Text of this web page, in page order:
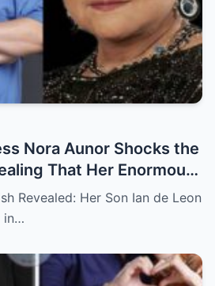
Nora Aunor Shocks the
That Her Enormous
to Ian de Leon —
Reason Behind
Revealed: Her Son Ian de Leon
in…